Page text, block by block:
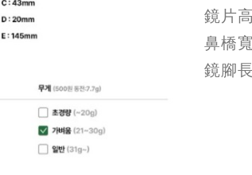
鏡片
鼻橋
鏡腳